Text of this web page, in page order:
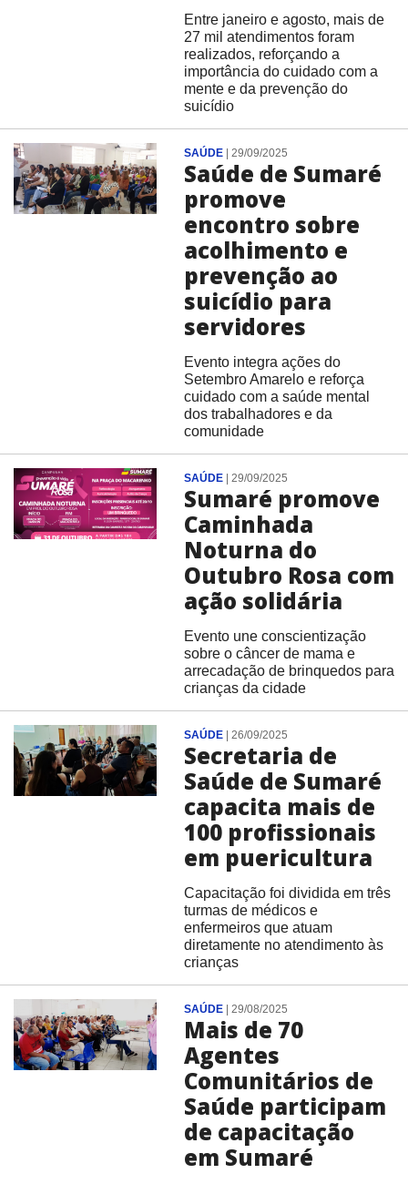
Entre janeiro e agosto, mais de
27 mil atendimentos foram
realizados, reforçando a
importância do cuidado com a
mente e da prevenção do
suicídio
SAÚDE| 29/09/2025
Saúde de Sumaré
promove
encontro sobre
acolhimento e
prevenção ao
suicídio para
servidores
Evento integra ações do
Setembro Amarelo e reforça
cuidado com a saúde mental
dos trabalhadores e da
comunidade
SAÚDE| 29/09/2025
Sumaré promove
Caminhada
Noturna do
Outubro Rosa com
ação solidária
Evento une conscientização
sobre o câncer de mama e
arrecadação de brinquedos para
crianças da cidade
SAÚDE| 26/09/2025
Secretaria de
Saúde de Sumaré
capacita mais de
100 profissionais
em puericultura
Capacitação foi dividida em três
turmas de médicos e
enfermeiros que atuam
diretamente no atendimento às
crianças
SAÚDE| 29/08/2025
Mais de 70
Agentes
Comunitários de
Saúde participam
de capacitação
em Sumaré